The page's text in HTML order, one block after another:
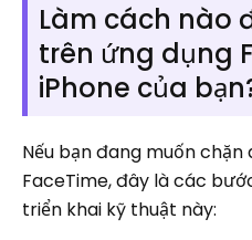
Làm cách nào
trên ứng dụng
iPhone của
Nếu bạn đang muốn
FaceTime, đây là các
triển khai kỹ thuật này: